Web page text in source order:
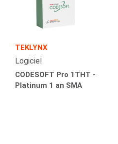
TEKLYNX
Logiciel
CODESOFT Pro 1THT -
Platinum 1 an SMA